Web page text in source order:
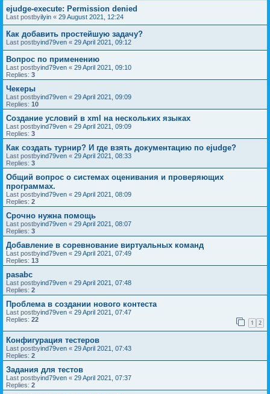
ejudge-execute: Permission denied
Last postbyilyin « 29 August 2021, 12:24
Как добавить простейшую задачу?
Last postbyind79ven « 29 April 2021, 09:12
Вопрос по применению
Last postbyind79ven « 29 April 2021, 09:10
Replies: 3
Чекеры
Last postbyind79ven « 29 April 2021, 09:09
Replies: 10
Создание условий в xml на нескольких языках
Last postbyind79ven « 29 April 2021, 09:09
Replies: 3
Как создать турнир? И где взять документацию по ejudge?
Last postbyind79ven « 29 April 2021, 08:33
Replies: 3
Общий вопрос о системах оценивания и проверяющих
программах.
Last postbyind79ven « 29 April 2021, 08:09
Replies: 2
Срочно нужна помощь
Last postbyind79ven « 29 April 2021, 08:07
Replies: 3
Добавление в соревнование виртуальных команд
Last postbyind79ven « 29 April 2021, 07:49
Replies: 13
pasabc
Last postbyind79ven « 29 April 2021, 07:48
Replies: 2
Проблема в создании нового контеста
Last postbyind79ven « 29 April 2021, 07:47
Replies: 22 1 2
Конфигурация тестеров
Last postbyind79ven « 29 April 2021, 07:43
Replies: 2
Задания для тестов
Last postbyind79ven « 29 April 2021, 07:37
Replies: 2